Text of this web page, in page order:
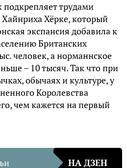
трудами
Хёрке, который
экспансия добавила к
Британских
человек, а норманнское
– 10 тысяч. Так что при
обычаях и культуре, у
Королевства
чем кажется на первый
НА ДЗЕН